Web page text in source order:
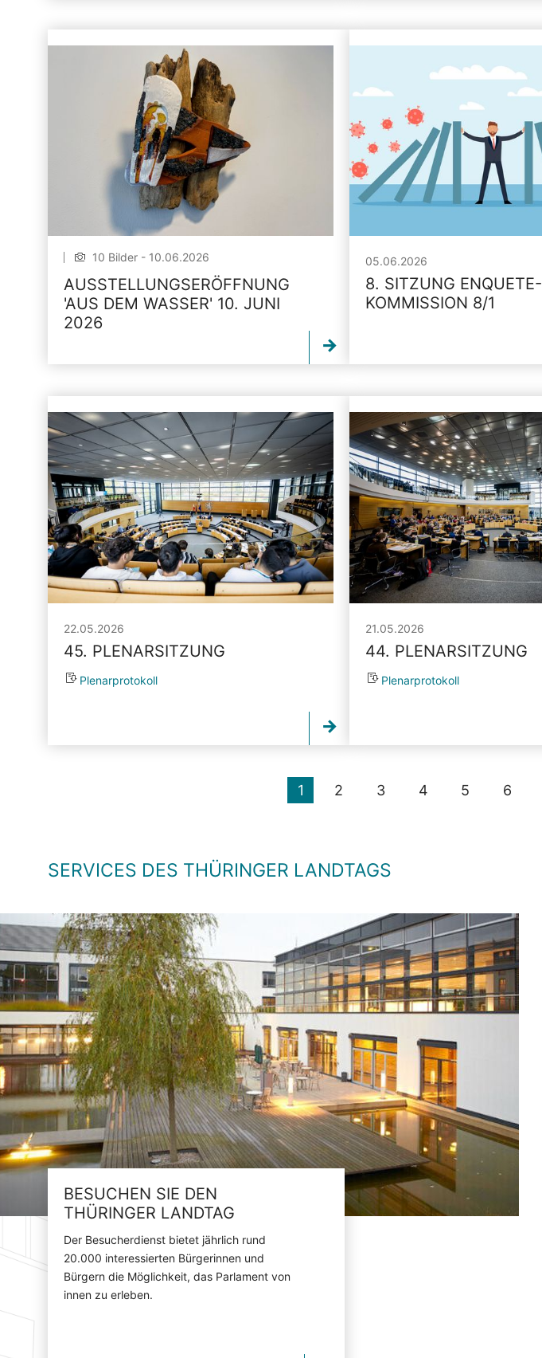
10 Bilder - 10.06.2026
AUSSTELLUNGSERÖFFNUNG
'AUS DEM WASSER' 10. JUNI
2026
05.06.2026
8. SITZUNG ENQUETE-
KOMMISSION 8/1
22.05.2026
45. PLENARSITZUNG
Plenarprotokoll
21.05.2026
44. PLENARSITZUNG
Plenarprotokoll
1 2 3 4 5 6
SERVICES DES THÜRINGER LANDTAGS
BESUCHEN SIE DEN
THÜRINGER LANDTAG
Der Besucherdienst bietet jährlich rund
20.000 interessierten Bürgerinnen und
Bürgern die Möglichkeit, das Parlament von
innen zu erleben.